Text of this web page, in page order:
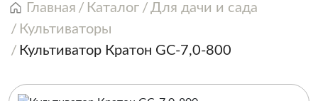
Главная Каталог
Для дачи и сада
Культиваторы
Культиватор Кратон GС-7,0-800